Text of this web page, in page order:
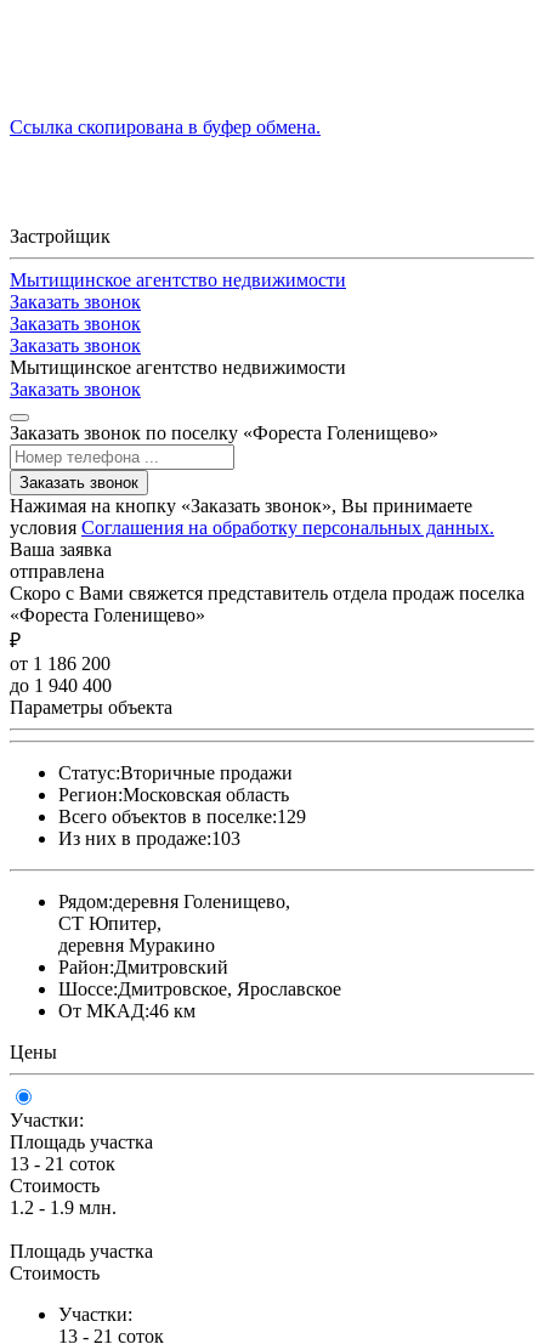
Ссылка скопирована в буфер обмена.
Застройщик
Мытищинское агентство недвижимости
Заказать звонок
Заказать звонок
Заказать звонок
Мытищинское агентство недвижимости
Заказать звонок
Заказать звонок по поселку «Фореста Голенищево»
Заказать звонок
Нажимая на кнопку «Заказать звонок», Вы принимаете
условия Соглашения на обработку персональных данных.
Ваша заявка
отправлена
Скоро с Вами свяжется представитель отдела продаж поселка
«Фореста Голенищево»
₽
от 1 186 200
до 1 940 400
Параметры объекта
Статус:Вторичные продажи
Регион:Московская область
Всего объектов в поселке:129
Из них в продаже:103
Рядом:деревня Голенищево,
СТ Юпитер,
деревня Муракино
Район:Дмитровский
Шоссе:Дмитровское, Ярославское
От МКАД:46 км
Цены
Участки:
Площадь участка
13 - 21 соток
Стоимость
1.2 - 1.9 млн.
Площадь участка
Стоимость
Участки:
13 - 21 соток